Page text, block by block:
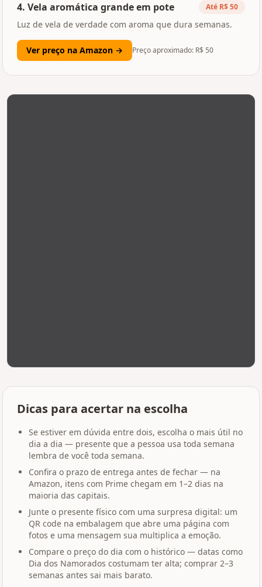
4. Vela aromática grande em pote Até R$ 50
Luz de vela de verdade com aroma que dura semanas.
Ver preço na Amazon → Preço aproximado: R$ 50
Dicas para acertar na escolha
Se estiver em dúvida entre dois, escolha o mais útil no
dia a dia — presente que a pessoa usa toda semana
lembra de você toda semana.
Confira o prazo de entrega antes de fechar — na
Amazon, itens com Prime chegam em 1–2 dias na
maioria das capitais.
Junte o presente físico com uma surpresa digital: um
QR code na embalagem que abre uma página com
fotos e uma mensagem sua multiplica a emoção.
Compare o preço do dia com o histórico — datas como
Dia dos Namorados costumam ter alta; comprar 2–3
semanas antes sai mais barato.